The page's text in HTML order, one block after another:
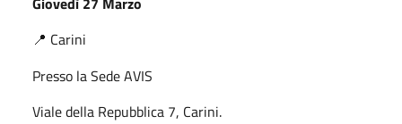
📍 Carini
Presso la Sede AVIS
Viale della Repubblica 7, Carini.